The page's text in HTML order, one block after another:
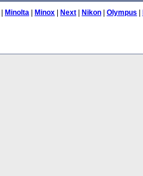
Minolta Minox Next Nikon Olympus